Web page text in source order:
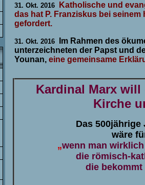
31. Okt. 2016
Katholische und
das hat P. Franziskus bei
gefordert.
31. Okt. 2016
Im Rahmen des
unterzeichneten der Papst und
Younan, eine gemeinsame
Kardinal Marx
Kirche
Das
wäre
„wenn man
die römisch-
die